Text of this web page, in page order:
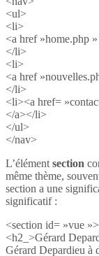
<ul>
<li>
<a href »home.php
</li>
<li>
<a href
</li>
<li><a href=
</a></li>
</ul>
</nav>
L’élément section
même thème,
section a une
significatif :
<section id= »vue »>
<h2_>Gérard
Gérard Depardieu à